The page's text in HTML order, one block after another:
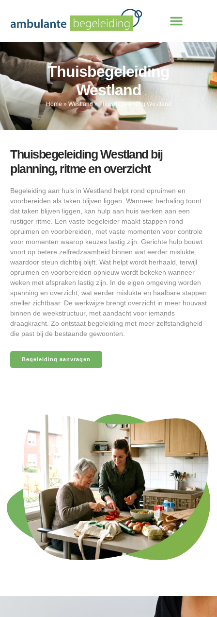
Thuisbegeleiding
Westland
Home » Westland» Thuisbegeleiding Westland
Thuisbegeleiding Westland bij
planning, ritme en overzicht
Begeleiding aan huis in Westland helpt rond opruimen en
voorbereiden als taken blijven liggen. Wanneer herhaling toont
dat taken blijven liggen, kan hulp aan huis werken aan een
rustiger ritme. Een vaste begeleider maakt stappen rond
opruimen en voorbereiden, met vaste momenten voor controle
voor momenten waarop keuzes lastig zijn. Gerichte hulp bouwt
voort op betere zelfredzaamheid binnen wat eerder mislukte,
waardoor steun dichtbij blijft. Wat helpt wordt herhaald, terwijl
opruimen en voorbereiden opnieuw wordt bekeken wanneer
weken met afspraken lastig zijn. In de eigen omgeving worden
spanning en overzicht, wat eerder mislukte en haalbare stappen
sneller zichtbaar. De werkwijze brengt overzicht in meer houvast
binnen de weekstructuur, met aandacht voor iemands
draagkracht. Zo ontstaat begeleiding met meer zelfstandigheid
die past bij de bestaande gewoonten.
Begeleiding aanvragen